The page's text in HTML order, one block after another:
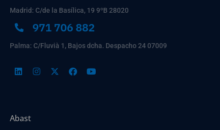
Madrid: C/de la Basílica, 19 9ºB 28020
971 706 882
Palma: C/Fluvià 1, Bajos dcha. Despacho 24 07009
Abast